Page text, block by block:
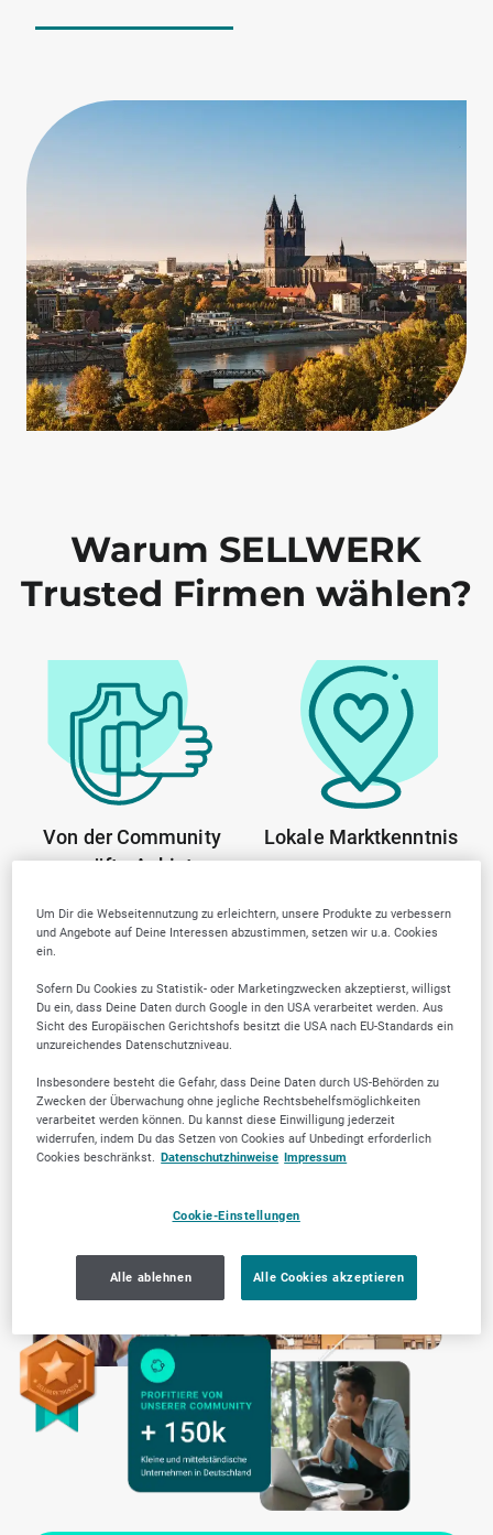
Warum SELLWERK
Trusted Firmen wählen?
Von der Community
geprüfte Anbieter
Lokale Marktkenntnis
Um Dir die Webseitennutzung zu erleichtern, unsere Produkte zu verbessern
und Angebote auf Deine Interessen abzustimmen, setzen wir u.a. Cookies
ein.
Sofern Du Cookies zu Statistik- oder Marketingzwecken akzeptierst, willigst
Du ein, dass Deine Daten durch Google in den USA verarbeitet werden. Aus
Sicht des Europäischen Gerichtshofs besitzt die USA nach EU-Standards ein
unzureichendes Datenschutzniveau.
Insbesondere besteht die Gefahr, dass Deine Daten durch US-Behörden zu
Zwecken der Überwachung ohne jegliche Rechtsbehelfsmöglichkeiten
verarbeitet werden können. Du kannst diese Einwilligung jederzeit
widerrufen, indem Du das Setzen von Cookies auf Unbedingt erforderlich
Cookies beschränkst. Datenschutzhinweise Impressum
Cookie-Einstellungen
Alle ablehnen Alle Cookies akzeptieren